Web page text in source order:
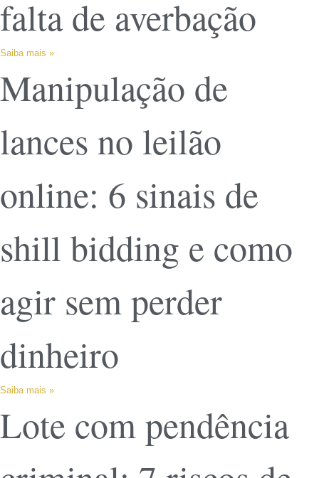
falta de averbação
Saiba mais »
Manipulação de
lances no leilão
online: 6 sinais de
shill bidding e como
agir sem perder
dinheiro
Saiba mais »
Lote com pendência